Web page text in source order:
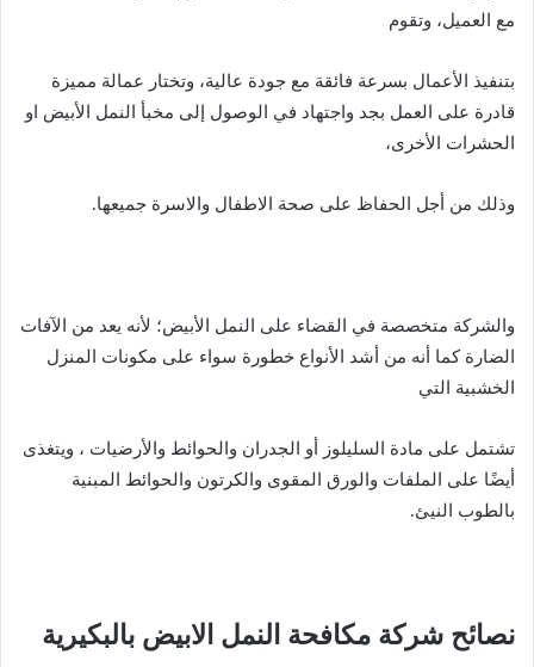
مع العميل، وتقوم
بتنفيذ الأعمال بسرعة فائقة مع جودة عالية، وتختار عمالة مميزة
قادرة على العمل بجد واجتهاد في الوصول إلى مخبأ النمل الأبيض او
الحشرات الأخرى،
وذلك من أجل الحفاظ على صحة الاطفال والاسرة جميعها.
والشركة متخصصة في القضاء على النمل الأبيض؛ لأنه يعد من الآفات
الضارة كما أنه من أشد الأنواع خطورة سواء على مكونات المنزل
الخشبية التي
تشتمل على مادة السليلوز أو الجدران والحوائط والأرضيات ، ويتغذى
أيضًا على الملفات والورق المقوى والكرتون والحوائط المبنية
بالطوب النيئ.
نصائح شركة مكافحة النمل الابيض بالبكيرية